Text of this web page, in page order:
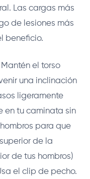
Las cargas más
de lesiones más
beneficio.
el torso
una inclinación
ligeramente
en tu caminata sin
para que
de la
de tus hombros)
el clip de pecho.